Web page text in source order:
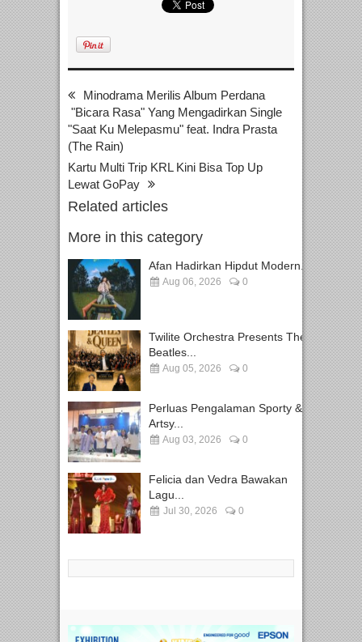
Minodrama Merilis Album Perdana
"Bicara Rasa" Yang Mengadirkan Single
"Saat Ku Melepasmu" feat. Indra Prasta
(The Rain)
Kartu Multi Trip KRL Kini Bisa Top Up
Lewat GoPay
Related articles
More in this category
Afan Hadirkan Hipdut Modern...
Aug 06, 2026 0
Twilite Orchestra Presents The
Beatles...
Aug 05, 2026 0
Perluas Pengalaman Sporty &
Artsy...
Aug 03, 2026 0
Felicia dan Vedra Bawakan
Lagu...
Jul 30, 2026 0